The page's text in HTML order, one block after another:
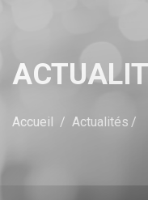
Accueil Actualités